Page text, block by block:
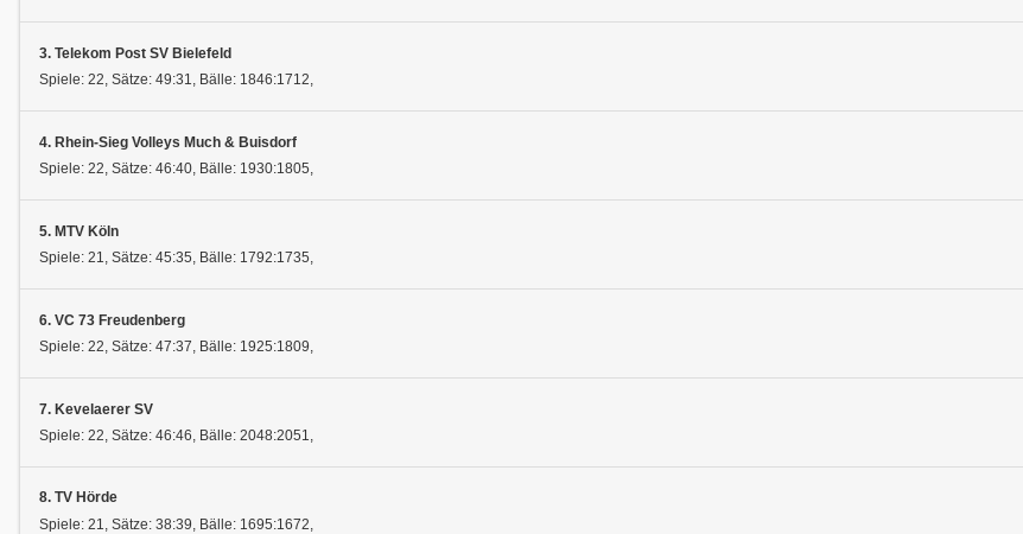
3. Telekom Post SV Bielefeld
Spiele: 22, Sätze: 49:31, Bälle: 1846:1712,
4. Rhein-Sieg Volleys Much & Buisdorf
Spiele: 22, Sätze: 46:40, Bälle: 1930:1805,
5. MTV Köln
Spiele: 21, Sätze: 45:35, Bälle: 1792:1735,
6. VC 73 Freudenberg
Spiele: 22, Sätze: 47:37, Bälle: 1925:1809,
7. Kevelaerer SV
Spiele: 22, Sätze: 46:46, Bälle: 2048:2051,
8. TV Hörde
Spiele: 21, Sätze: 38:39, Bälle: 1695:1672,